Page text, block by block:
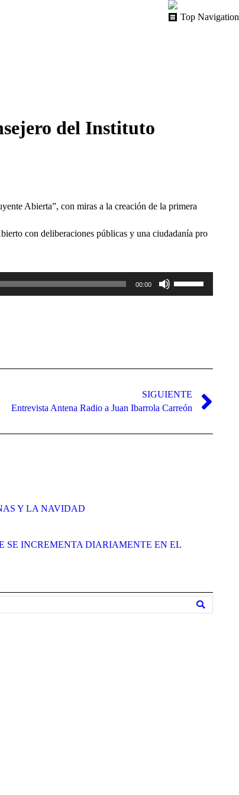
Top Navigation
del Instituto
Abierta”, con miras a la creación de la primera
con deliberaciones públicas y una ciudadanía pro
00:00
las
teclas
disminuir
volumen.
SIGUIENTE
Entrevista Antena Radio a Juan Ibarrola Carreón
Y LA NAVIDAD
SE INCREMENTA DIARIAMENTE EN EL